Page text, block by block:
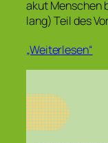
akut Menschen
lang) Teil des
„Weiterlesen“